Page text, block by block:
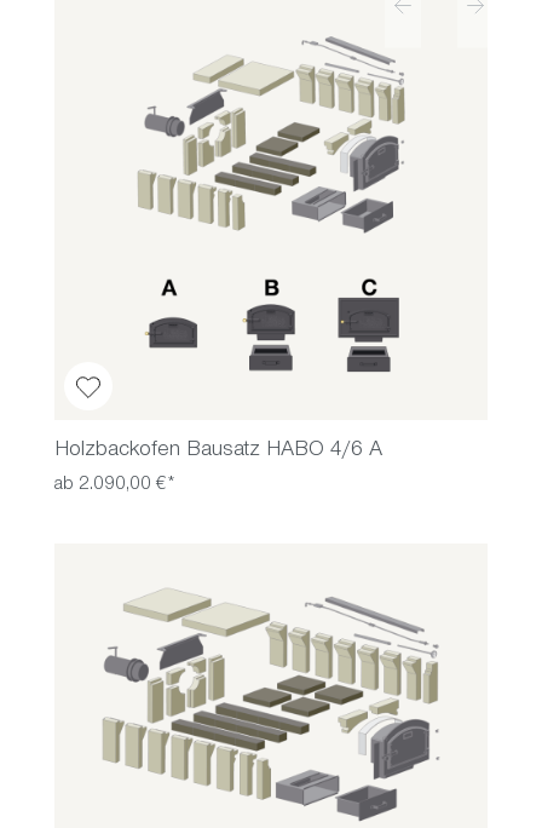
Holzbackofen Bausatz HABO 4/6 A
ab 2.090,00 €*